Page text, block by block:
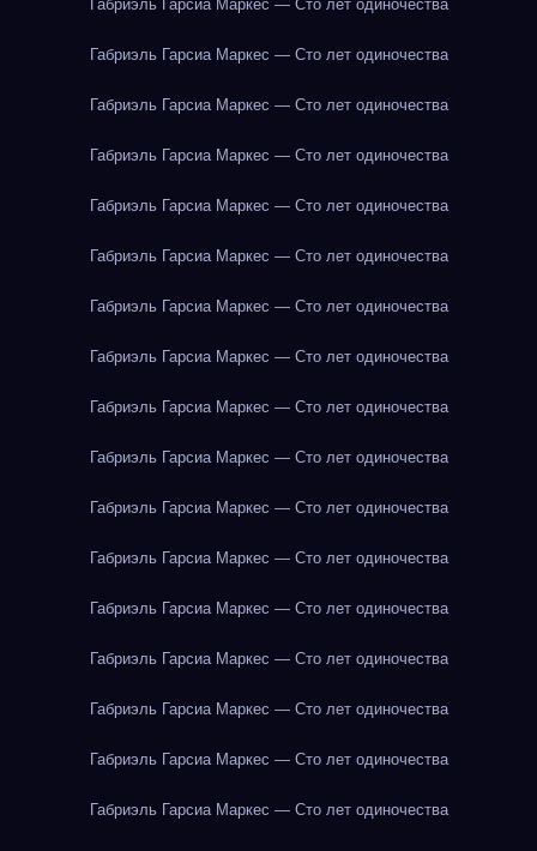
Габриэль Гарсиа Маркес — Сто лет одиночества
Габриэль Гарсиа Маркес — Сто лет одиночества
Габриэль Гарсиа Маркес — Сто лет одиночества
Габриэль Гарсиа Маркес — Сто лет одиночества
Габриэль Гарсиа Маркес — Сто лет одиночества
Габриэль Гарсиа Маркес — Сто лет одиночества
Габриэль Гарсиа Маркес — Сто лет одиночества
Габриэль Гарсиа Маркес — Сто лет одиночества
Габриэль Гарсиа Маркес — Сто лет одиночества
Габриэль Гарсиа Маркес — Сто лет одиночества
Габриэль Гарсиа Маркес — Сто лет одиночества
Габриэль Гарсиа Маркес — Сто лет одиночества
Габриэль Гарсиа Маркес — Сто лет одиночества
Габриэль Гарсиа Маркес — Сто лет одиночества
Габриэль Гарсиа Маркес — Сто лет одиночества
Габриэль Гарсиа Маркес — Сто лет одиночества
Габриэль Гарсиа Маркес — Сто лет одиночества